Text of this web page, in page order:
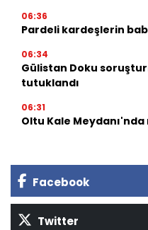
06:36
Pardeli kardeşlerin
06:34
Gülistan Doku
tutuklandı
06:31
Oltu Kale
Facebook
Twitter